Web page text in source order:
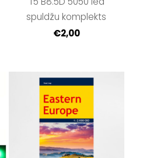
spuldžu komplekts
€2,00